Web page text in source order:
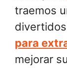
traemos
divertidos
para
mejorar